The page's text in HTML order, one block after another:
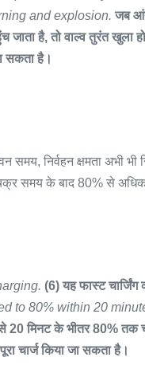
and explosion. जब
जाता है, तो वाल्व तुरंत खुला
सकता है।
समय, निर्वहन क्षमता अभी
समय के बाद 80% से
(6) यह फास्ट
to 80% within 20
20 मिनट के भीतर 80% तक
चार्ज किया जा सकता है।